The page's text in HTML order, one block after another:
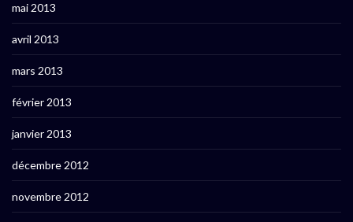
mai 2013
avril 2013
mars 2013
février 2013
janvier 2013
décembre 2012
novembre 2012